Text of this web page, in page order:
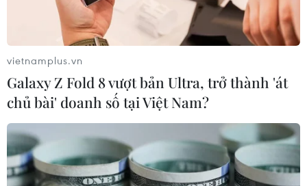
vietnamplus.vn
Galaxy Z Fold 8 vượt bản Ultra, trở thành 'át
chủ bài' doanh số tại Việt Nam?